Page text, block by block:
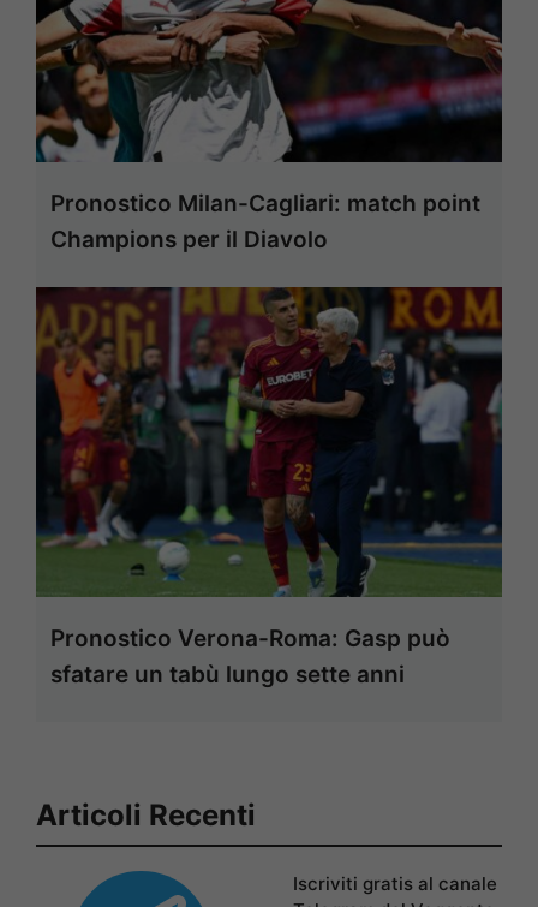
Pronostico Milan-Cagliari: match point
Champions per il Diavolo
Pronostico Verona-Roma: Gasp può
sfatare un tabù lungo sette anni
Articoli Recenti
Iscriviti gratis al canale